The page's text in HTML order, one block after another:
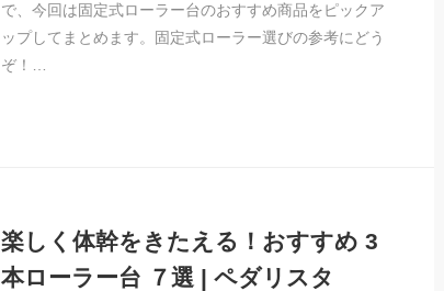
で、今回は固定式ローラー台のおすすめ商品をピックア
ップしてまとめます。固定式ローラー選びの参考にどう
ぞ！…
楽しく体幹をきたえる！おすすめ 3
本ローラー台 ７選 | ペダリスタ